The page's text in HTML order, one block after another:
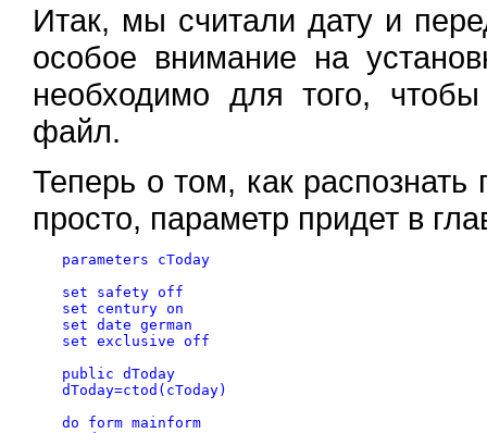
Итак, мы считали дату и
особое внимание на
необходимо для того,
файл.
Теперь о том, как
просто, параметр придет в
parameters cToday
set safety off
set century on
set date german
set exclusive off
public dToday
dToday=ctod(cToday)
do form mainform